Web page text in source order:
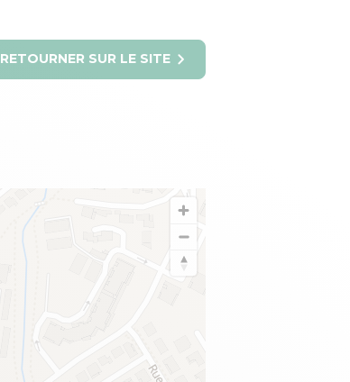
RETOURNER SUR LE SITE